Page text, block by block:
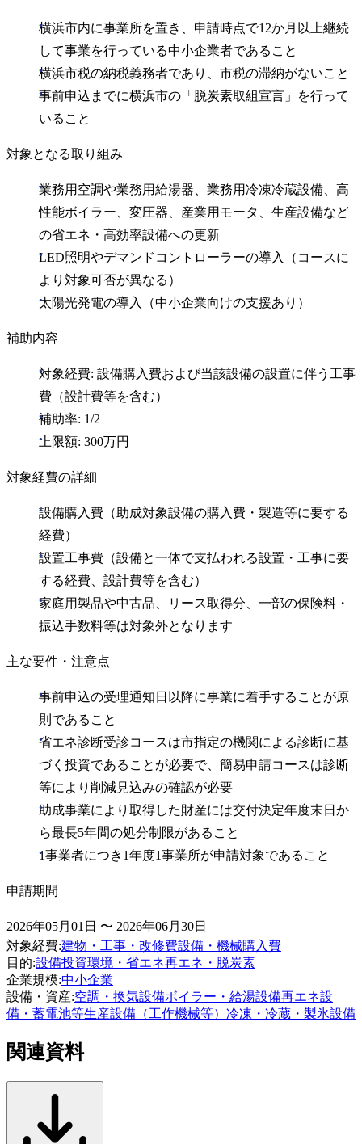
横浜市内に事業所を置き、申請時点で12か月以上継続
して事業を行っている中小企業者であること
横浜市税の納税義務者であり、市税の滞納がないこと
事前申込までに横浜市の「脱炭素取組宣言」を行って
いること
対象となる取り組み
業務用空調や業務用給湯器、業務用冷凍冷蔵設備、高
性能ボイラー、変圧器、産業用モータ、生産設備など
の省エネ・高効率設備への更新
LED照明やデマンドコントローラーの導入（コースに
より対象可否が異なる）
太陽光発電の導入（中小企業向けの支援あり）
補助内容
対象経費: 設備購入費および当該設備の設置に伴う工事
費（設計費等を含む）
補助率: 1/2
上限額: 300万円
対象経費の詳細
設備購入費（助成対象設備の購入費・製造等に要する
経費）
設置工事費（設備と一体で支払われる設置・工事に要
する経費、設計費等を含む）
家庭用製品や中古品、リース取得分、一部の保険料・
振込手数料等は対象外となります
主な要件・注意点
事前申込の受理通知日以降に事業に着手することが原
則であること
省エネ診断受診コースは市指定の機関による診断に基
づく投資であることが必要で、簡易申請コースは診断
等により削減見込みの確認が必要
助成事業により取得した財産には交付決定年度末日か
ら最長5年間の処分制限があること
1事業者につき1年度1事業所が申請対象であること
申請期間
2026年05月01日 〜 2026年06月30日
対象経費:建物・工事・改修費設備・機械購入費
目的:設備投資環境・省エネ再エネ・脱炭素
企業規模:中小企業
設備・資産:空調・換気設備ボイラー・給湯設備再エネ設
備・蓄電池等生産設備（工作機械等） 冷凍・冷蔵・製氷設備
関連資料